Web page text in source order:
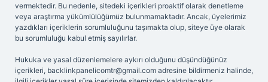
vermektedir. Bu nedenle, sitedeki içerikleri proaktif olarak denetleme
veya araştırma yükümlülüğümüz bulunmamaktadır. Ancak, üyelerimiz
yazdıkları içeriklerin sorumluluğunu taşımakta olup, siteye üye olarak
bu sorumluluğu kabul etmiş sayılırlar.
Hukuka ve yasal düzenlemelere aykırı olduğunu düşündüğünüz
içerikleri, backlinkpanelicomtr@gmail.com adresine bildirmeniz halinde,